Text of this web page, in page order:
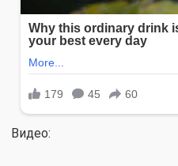
Видео: